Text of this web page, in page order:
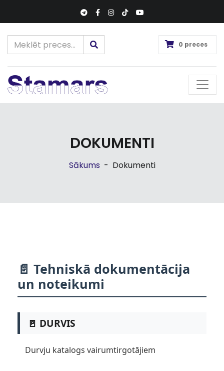
0 preces
DOKUMENTI
Sākums - Dokumenti
📄 Tehniskā dokumentācija
un noteikumi
🚪 DURVIS
Durvju katalogs vairumtirgotājiem